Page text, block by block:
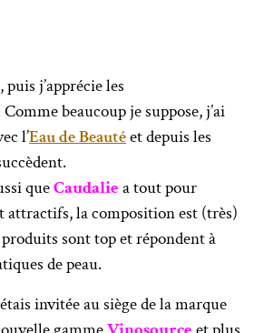
j’apprécie les
Comme beaucoup je suppose, j’ai
l’Eau de Beautéet depuis les
queCaudalie a tout pour
la composition est (très)
sont top et répondent à
de peau.
invitée au siège de la marque